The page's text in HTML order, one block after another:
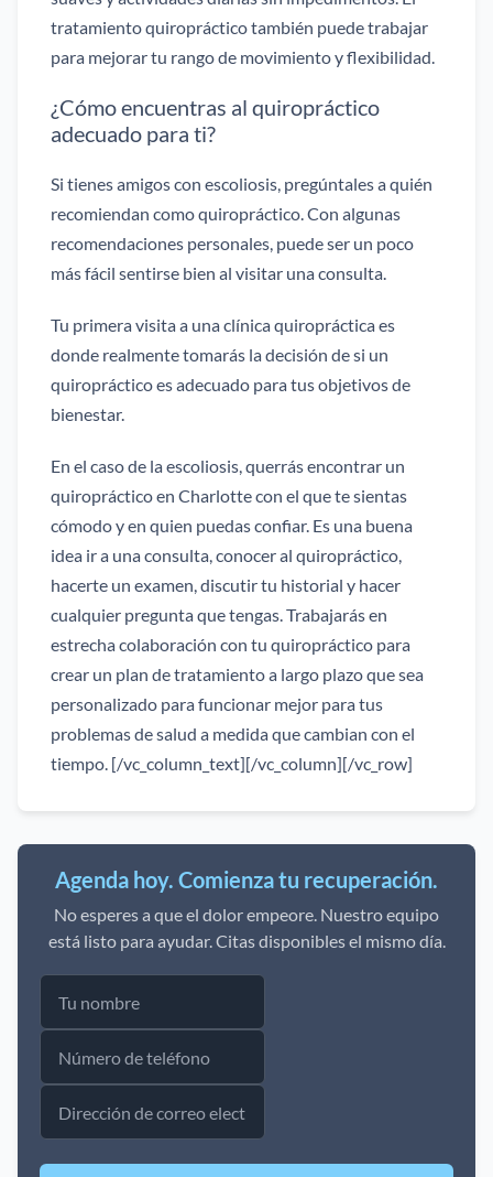
tratamiento quiropráctico también puede trabajar
para mejorar tu rango de movimiento y flexibilidad.
¿Cómo encuentras al quiropráctico
adecuado para ti?
Si tienes amigos con escoliosis, pregúntales a quién
recomiendan como quiropráctico. Con algunas
recomendaciones personales, puede ser un poco
más fácil sentirse bien al visitar una consulta.
Tu primera visita a una clínica quiropráctica es
donde realmente tomarás la decisión de si un
quiropráctico es adecuado para tus objetivos de
bienestar.
En el caso de la escoliosis, querrás encontrar un
quiropráctico en Charlotte con el que te sientas
cómodo y en quien puedas confiar. Es una buena
idea ir a una consulta, conocer al quiropráctico,
hacerte un examen, discutir tu historial y hacer
cualquier pregunta que tengas. Trabajarás en
estrecha colaboración con tu quiropráctico para
crear un plan de tratamiento a largo plazo que sea
personalizado para funcionar mejor para tus
problemas de salud a medida que cambian con el
tiempo. [/vc_column_text][/vc_column][/vc_row]
Agenda hoy. Comienza tu recuperación.
No esperes a que el dolor empeore. Nuestro equipo
está listo para ayudar. Citas disponibles el mismo día.
Tu
nombre
(Obligatorio)
Número
teléfono
(Obligatorio)
Dirección
correo
electrónico